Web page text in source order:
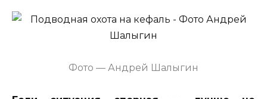
Фото — Андрей Шалыгин